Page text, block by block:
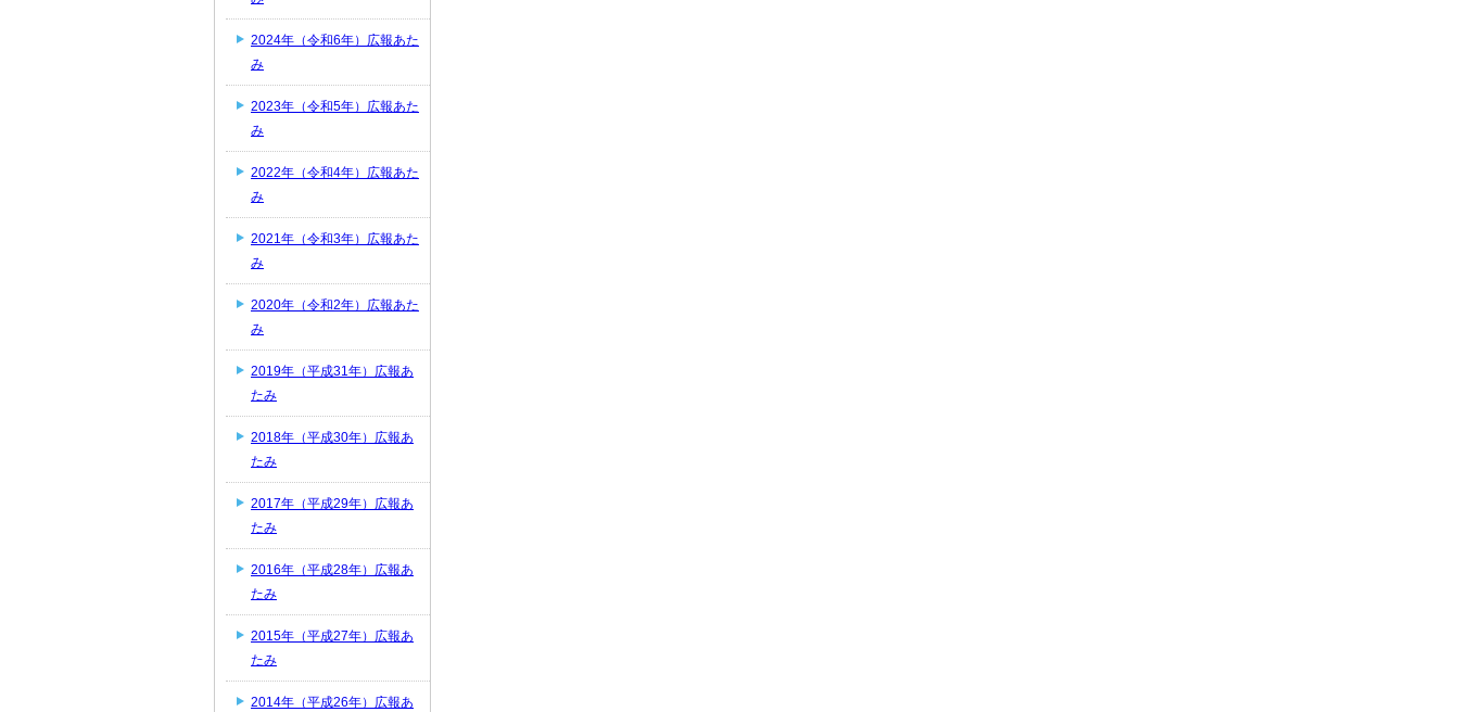
2024年（令和6年）広報あた
み
2023年（令和5年）広報あた
み
2022年（令和4年）広報あた
み
2021年（令和3年）広報あた
み
2020年（令和2年）広報あた
み
2019年（平成31年）広報あ
たみ
2018年（平成30年）広報あ
たみ
2017年（平成29年）広報あ
たみ
2016年（平成28年）広報あ
たみ
2015年（平成27年）広報あ
たみ
2014年（平成26年）広報あ